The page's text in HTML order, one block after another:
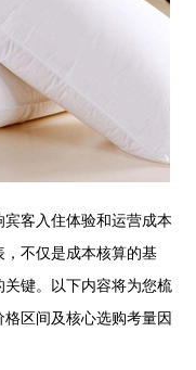
客入住体验和运营成本
不仅是成本核算的基
键。以下内容将为您梳
区间及核心选购考量因